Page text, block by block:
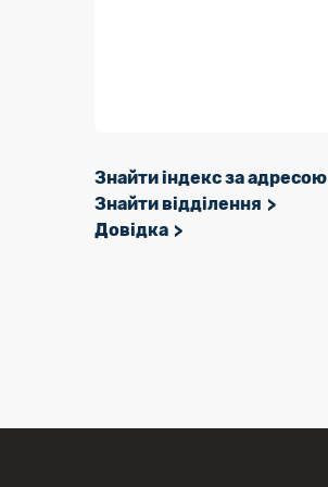
Знайти індекс за адресою
Знайти відділення
Довідка